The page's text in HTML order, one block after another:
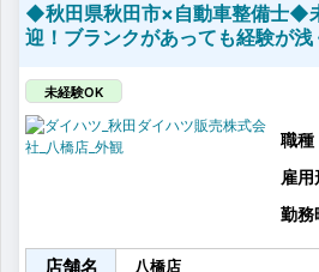
◆秋田県秋田市×自動車整備士◆
迎！ブランクがあっても経験が浅
未経験OK
職種
雇
勤務
店舗名 八橋店